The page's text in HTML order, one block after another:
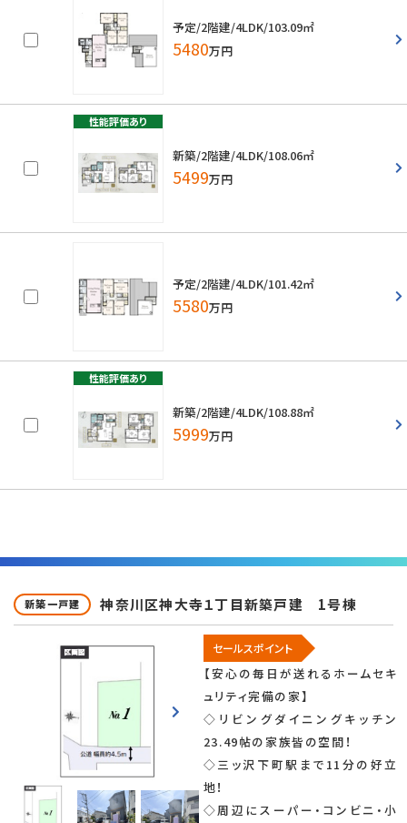
予定/2階建/4LDK/103.09㎡
5480万円
新築/2階建/4LDK/108.06㎡
5499万円
予定/2階建/4LDK/101.42㎡
5580万円
新築/2階建/4LDK/108.88㎡
5999万円
新築一戸建 神奈川区神大寺１丁目新築戸建 1号棟
セールスポイント
【安心の毎日が送れるホームセキ
ュリティ完備の家】
◇リビングダイニングキッチン
23.49帖の家族皆の空間！
◇三ッ沢下町駅まで11分の好立
地！
◇周辺にスーパー・コンビニ・小